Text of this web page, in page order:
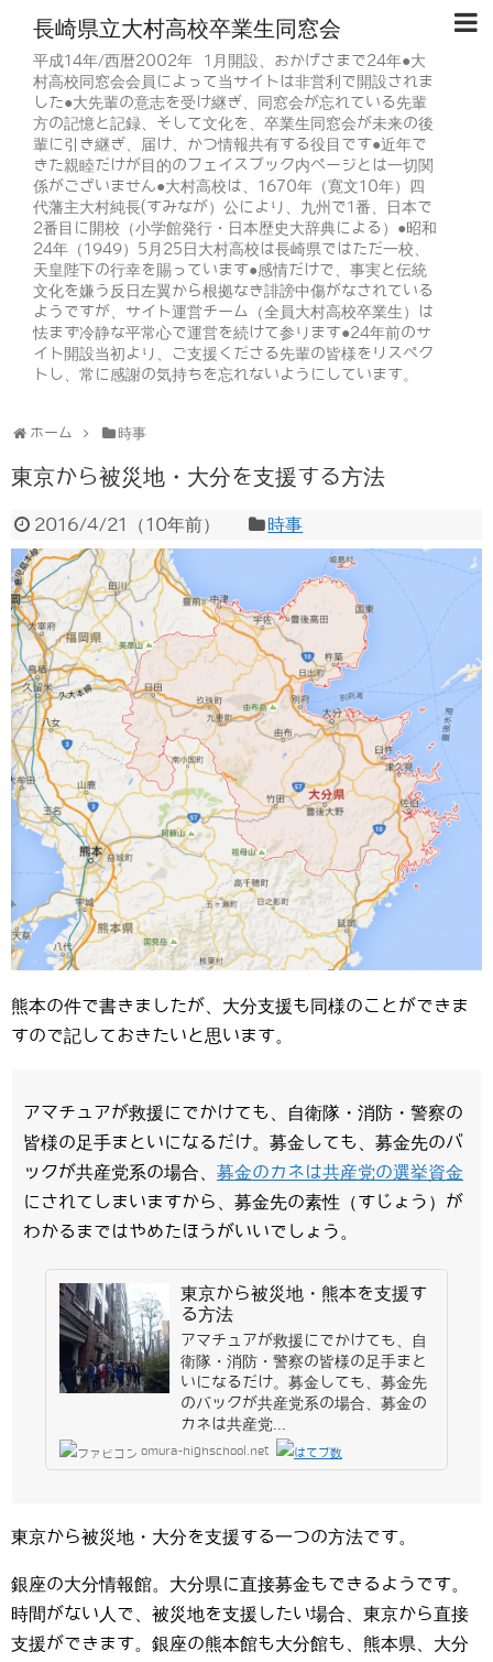
長崎県立大村高校卒業生同窓会
平成14年/西暦2002年 1月開設、おかげさまで24年●大
村高校同窓会会員によって当サイトは非営利で開設されま
した●大先輩の意志を受け継ぎ、同窓会が忘れている先輩
方の記憶と記録、そして文化を、卒業生同窓会が未来の後
輩に引き継ぎ、届け、かつ情報共有する役目です●近年で
きた親睦だけが目的のフェイスブック内ページとは一切関
係がございません●大村高校は、1670年（寛文10年）四
代藩主大村純長(すみなが）公により、九州で1番、日本で
2番目に開校（小学館発行・日本歴史大辞典による）●昭和
24年（1949）5月25日大村高校は長崎県ではただ一校、
天皇陛下の行幸を賜っています●感情だけで、事実と伝統
文化を嫌う反日左翼から根拠なき誹謗中傷がなされている
ようですが、サイト運営チーム（全員大村高校卒業生）は
怯まず冷静な平常心で運営を続けて参ります●24年前のサ
イト開設当初より、ご支援くださる先輩の皆様をリスペク
トし、常に感謝の気持ちを忘れないようにしています。
ホーム 時事
東京から被災地・大分を支援する方法
2016/4/21 （10年前） 時事
熊本の件で書きましたが、大分支援も同様のことができま
すので記しておきたいと思います。
アマチュアが救援にでかけても、自衛隊・消防・警察の
皆様の足手まといになるだけ。募金しても、募金先のバ
ックが共産党系の場合、 募金のカネは共産党の選挙資金
にされてしまいますから、募金先の素性（すじょう）が
わかるまではやめたほうがいいでしょう。
東京から被災地・熊本を支援す
る方法
アマチュアが救援にでかけても、自
衛隊・消防・警察の皆様の足手まと
いになるだけ。募金しても、募金先
のバックが共産党系の場合、募金の
カネは共産党...
omura-highschool.net
東京から被災地・大分を支援する一つの方法です。
銀座の大分情報館。大分県に直接募金もできるようです。
時間がない人で、被災地を支援したい場合、東京から直接
支援ができます。銀座の熊本館も大分館も、熊本県、大分